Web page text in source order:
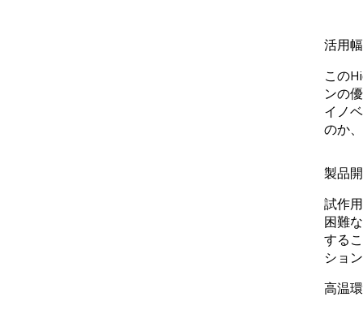
活用
この
ンの
イノ
のか
製品
試作
困難
する
ショ
高温